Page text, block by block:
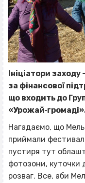
Ініціатори
за фінансової
що входить до
Нагадаємо, що
приймали
пустиря тут
фотозони, куточки
розваг. Все, аби